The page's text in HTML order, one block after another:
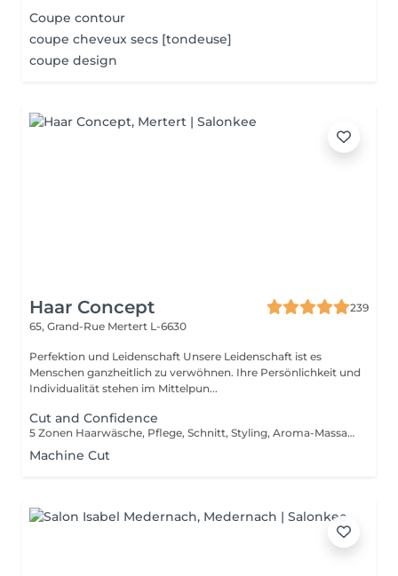
Coupe contour
coupe cheveux secs [tondeuse]
coupe design
Haar Concept
239
65, Grand-Rue Mertert L-6630
Perfektion und Leidenschaft Unsere Leidenschaft ist es
Menschen ganzheitlich zu verwöhnen. Ihre Persönlichkeit und
Individualität stehen im Mittelpun...
Cut and Confidence
5 Zonen Haarwäsche, Pflege, Schnitt, Styling, Aroma-Massage
Machine Cut